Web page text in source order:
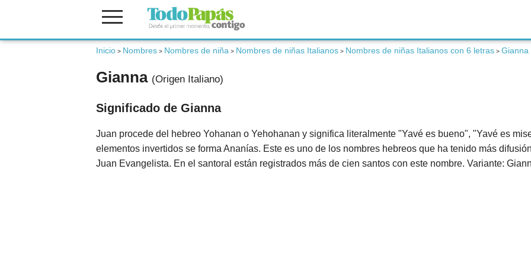
Inicio > Nombres > Nombres de niña > Nombres de niñas Italianos > Nombres de niñas Italianos con 6 letras > Gianna
Gianna (Origen Italiano)
Significado de Gianna
Juan procede del hebreo Yohanan o Yehohanan y significa literalmente "Yavé es bueno", "Yavé es
elementos invertidos se forma Ananías. Este es uno de los nombres hebreos que ha tenido más
Juan Evangelista. En el santoral están registrados más de cien santos con este nombre. Variante: